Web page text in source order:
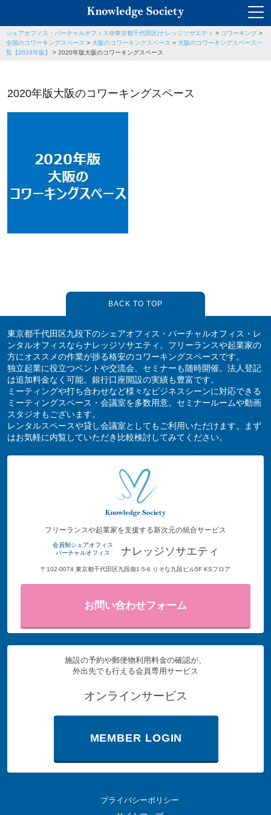
シェアオフィス・バーチャルオフィス@東京都千代田区|ナレッジソサエティ > コワーキング >
全国のコワーキングスペース > 大阪のコワーキングスペース > 大阪のコワーキングスペース一
覧【2024年版】
> 2020年版大阪のコワーキングスペース
2020年版大阪のコワーキングスペース
BACK TO TOP
東京都千代田区九段下のシェアオフィス・バーチャルオフィス・レ
ンタルオフィスならナレッジソサエティ。フリーランスや起業家の
方にオススメの作業が捗る格安のコワーキングスペースです。
独立起業に役立つベントや交流会、セミナーも随時開催。法人登記
は追加料金なく可能。銀行口座開設の実績も豊富です。
ミーティングや打ち合わせなど様々なビジネスシーンに対応できる
ミーティングスペース・会議室を多数用意。セミナールームや動画
スタジオもございます。
レンタルスペースや貸し会議室としてもご利用いただけます。まず
はお気軽に内覧していただき比較検討してみてください。
フリーランスや起業家を支援する新次元の統合サービス
会員制シェアオフィス
バーチャルオフィス
ナレッジソサエティ
〒102-0074 東京都千代田区九段南1-5-6 りそな九段ビル5F KSフロア
お問い合わせフォーム
施設の予約や郵便物利用料金の確認が、
外出先でも行える会員専用サービス
オンラインサービス
MEMBER LOGIN
プライバシーポリシー